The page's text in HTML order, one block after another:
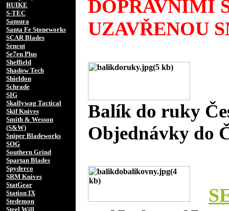
RUIKE
S-TEC
Samura
Santa Fe Stoneworks
SCAR Blades
Sencut
Se7en Plus
Sheffield
Shadow Tech
Shieldon
Schrade
SIG
Skallywag Tactical
Skif Knives
Smith & Wesson
(S&W)
Sniper Bladeworks
SOG
Southern Grind
Spartan Blades
Spyderco
SRM Knives
StatGear
Station IX
Stedemon
Steel Will
DOPRAVNÍMI
UZAVŘENOU
Balík do ruky
Objednávky do